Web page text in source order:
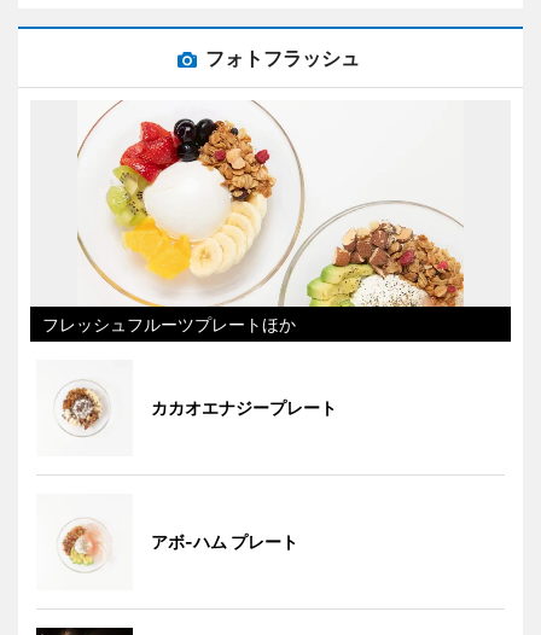
フォトフラッシュ
フレッシュフルーツプレートほか
カカオエナジープレート
アボ-ハム プレート